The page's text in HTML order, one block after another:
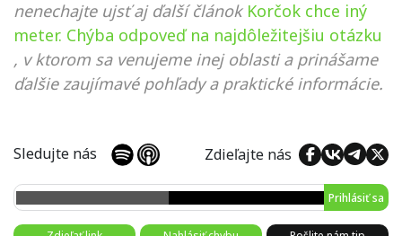
nenechajte ujsť aj ďalší článok Korčok chce iný
meter. Chýba odpoveď na najdôležitejšiu otázku
, v ktorom sa venujeme inej oblasti a prinášame
ďalšie zaujímavé pohľady a praktické informácie.
Sledujte nás Zdieľajte nás
Prihlásiť sa